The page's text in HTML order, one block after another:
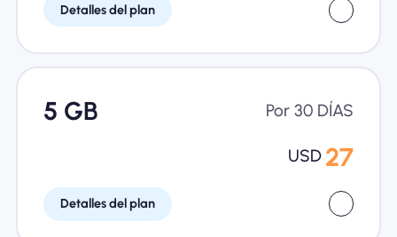
Detalles del plan
5 GB Por 30 DÍAS
USD 27
Detalles del plan